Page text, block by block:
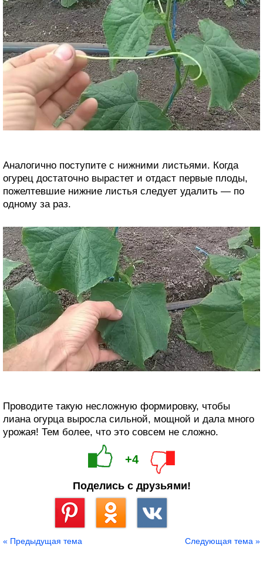
Аналогично поступите с нижними листьями. Когда
огурец достаточно вырастет и отдаст первые плоды,
пожелтевшие нижние листья следует удалить — по
одному за раз.
Проводите такую несложную формировку, чтобы
лиана огурца выросла сильной, мощной и дала много
урожая! Тем более, что это совсем не сложно.
+4
Поделись с друзьями!
« Предыдущая тема Следующая тема »